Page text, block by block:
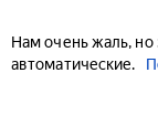
Нам очень жаль, но
автоматические.